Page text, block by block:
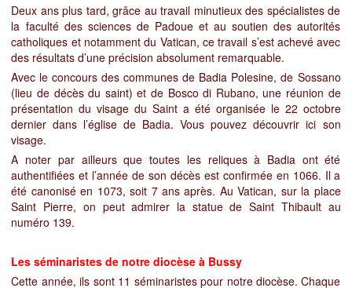
Deux ans plus tard, grâce au travail minutieux des spécialistes de
la faculté des sciences de Padoue et au soutien des autorités
catholiques et notamment du Vatican, ce travail s’est achevé avec
des résultats d’une précision absolument remarquable.
Avec le concours des communes de Badia Polesine, de Sossano
(lieu de décès du saint) et de Bosco di Rubano, une réunion de
présentation du visage du Saint a été organisée le 22 octobre
dernier dans l’église de Badia. Vous pouvez découvrir ici son
visage.
A noter par ailleurs que toutes les reliques à Badia ont été
authentifiées et l’année de son décès est confirmée en 1066. Il a
été canonisé en 1073, soit 7 ans après. Au Vatican, sur la place
Saint Pierre, on peut admirer la statue de Saint Thibault au
numéro 139.
Les séminaristes de notre diocèse à Bussy
Cette année, ils sont 11 séminaristes pour notre diocèse. Chaque